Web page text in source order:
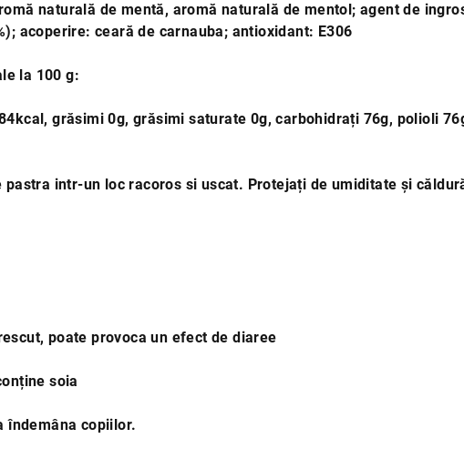
naturală de mentă, aromă naturală de mentol; agent de
acoperire: ceară de carnauba; antioxidant: E306
la 100 g:
grăsimi 0g, grăsimi saturate 0g, carbohidrați 76g, polioli
pastra intr-un loc racoros si uscat. Protejați de umiditate și
poate provoca un efect de diaree
soia
îndemâna copiilor.